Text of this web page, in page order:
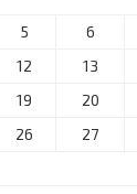
5 6
12 13
19 20
26 27